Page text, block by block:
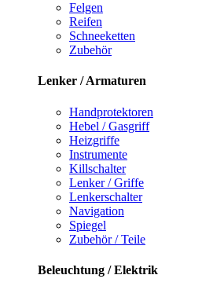
Felgen
Reifen
Schneeketten
Zubehör
Lenker / Armaturen
Handprotektoren
Hebel / Gasgriff
Heizgriffe
Instrumente
Killschalter
Lenker / Griffe
Lenkerschalter
Navigation
Spiegel
Zubehör / Teile
Beleuchtung / Elektrik